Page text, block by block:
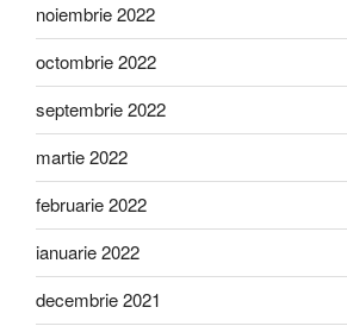
noiembrie 2022
octombrie 2022
septembrie 2022
martie 2022
februarie 2022
ianuarie 2022
decembrie 2021